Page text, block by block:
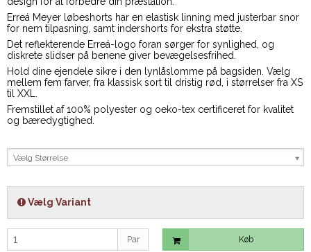
Erreá Meyer løbeshorts har en elastisk linning med justerbar snor
for nem tilpasning, samt indershorts for ekstra støtte.
Det reflekterende Erreá-logo foran sørger for synlighed, og
diskrete slidser på benene giver bevægelsesfrihed.
Hold dine ejendele sikre i den lynlåslomme på bagsiden. Vælg
mellem fem farver, fra klassisk sort til dristig rød, i størrelser fra XS
til XXL.
Fremstillet af 100% polyester og oeko-tex certificeret for kvalitet
og bæredygtighed.
Vælg Størrelse
Vælg Variant
Par Køb